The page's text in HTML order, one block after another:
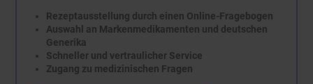
Rezeptausstellung durch einen Online-Fragebogen
Auswahl an Markenmedikamenten und deutschen
Generika
Schneller und vertraulicher Service
Zugang zu medizinischen Fragen